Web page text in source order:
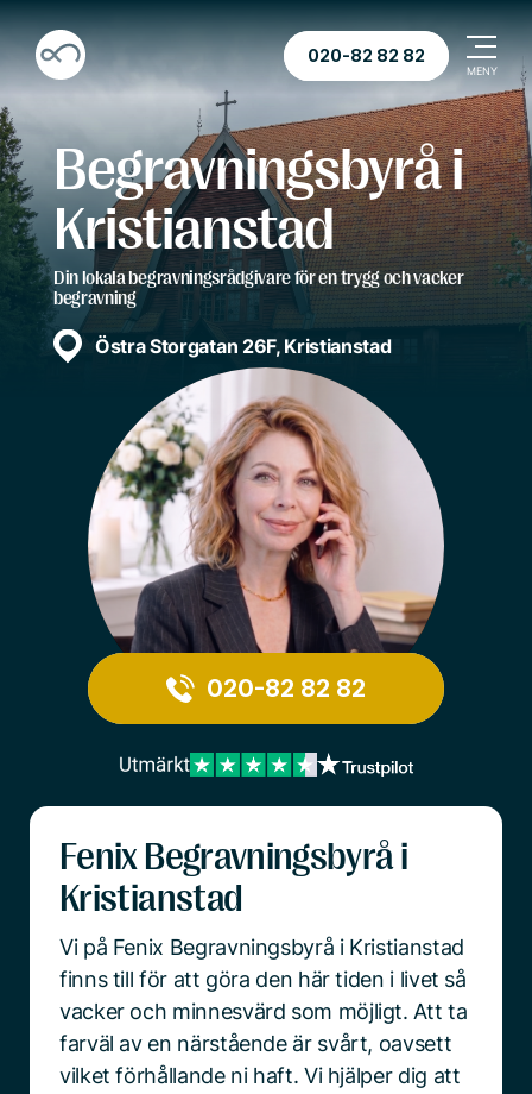
020-82 82 82
Begravningsbyrå i
Kristianstad
Din lokala begravningsrådgivare för en trygg och vacker
begravning
Östra Storgatan 26F, Kristianstad
020-82 82 82
Fenix Begravningsbyrå i
Kristianstad
Vi på Fenix Begravningsbyrå i Kristianstad
finns till för att göra den här tiden i livet så
vacker och minnesvärd som möjligt. Att ta
farväl av en närstående är svårt, oavsett
vilket förhållande ni haft. Vi hjälper dig att